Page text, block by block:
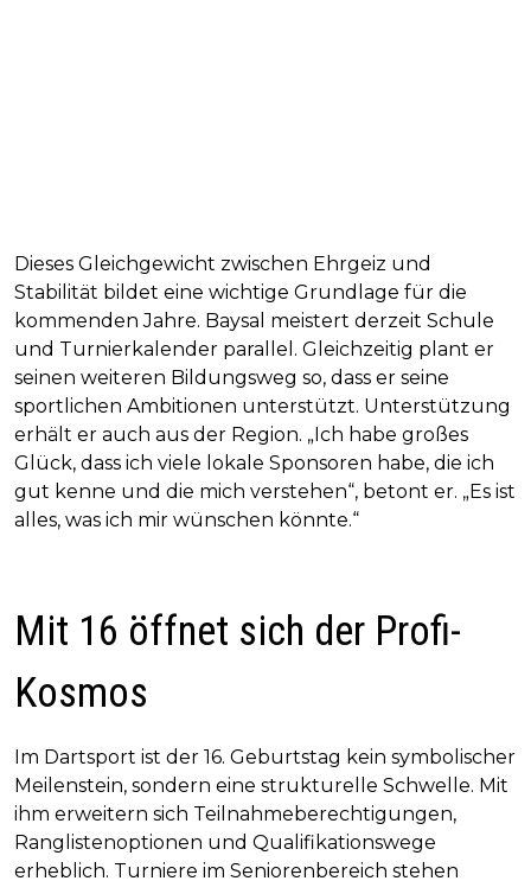
Dieses Gleichgewicht zwischen Ehrgeiz und
Stabilität bildet eine wichtige Grundlage für die
kommenden Jahre. Baysal meistert derzeit Schule
und Turnierkalender parallel. Gleichzeitig plant er
seinen weiteren Bildungsweg so, dass er seine
sportlichen Ambitionen unterstützt. Unterstützung
erhält er auch aus der Region. „Ich habe großes
Glück, dass ich viele lokale Sponsoren habe, die ich
gut kenne und die mich verstehen“, betont er. „Es ist
alles, was ich mir wünschen könnte.“
Mit 16 öffnet sich der Profi-
Kosmos
Im Dartsport ist der 16. Geburtstag kein symbolischer
Meilenstein, sondern eine strukturelle Schwelle. Mit
ihm erweitern sich Teilnahmeberechtigungen,
Ranglistenoptionen und Qualifikationswege
erheblich. Turniere im Seniorenbereich stehen